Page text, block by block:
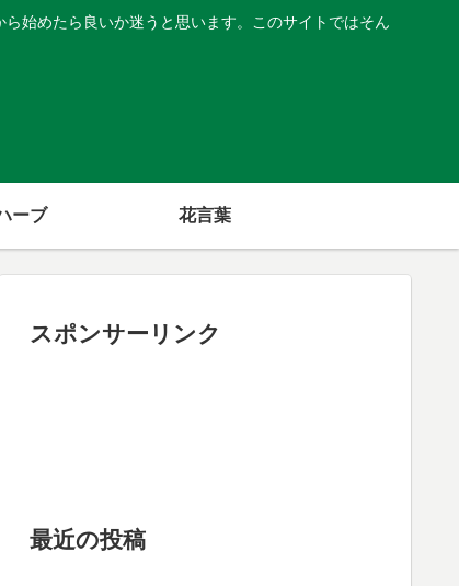
始めたら良いか迷うと思います。このサイトではそん
ーブ 花言葉
スポンサーリンク
最近の投稿